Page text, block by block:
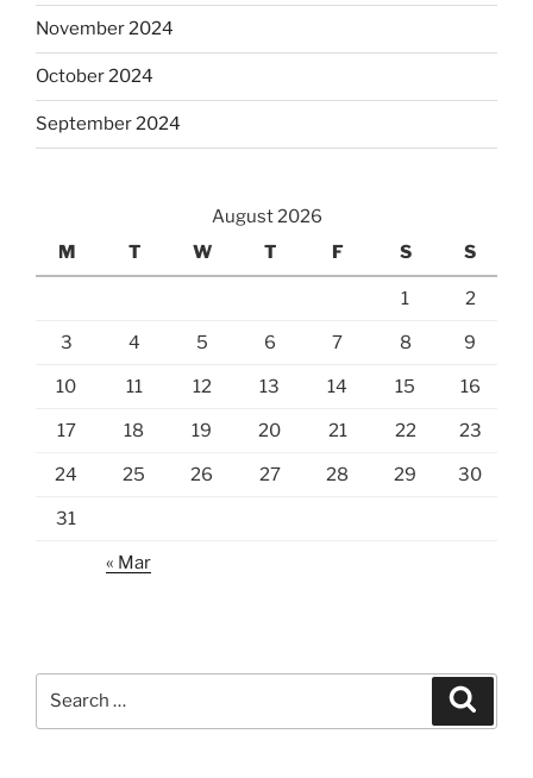
November 2024
October 2024
September 2024
August 2026
M
T W T F S S
1 2
3 4 5 6 7 8 9
10 11 12 13 14 15 16
17 18 19 20 21 22 23
24 25 26 27 28 29 30
31
« Mar